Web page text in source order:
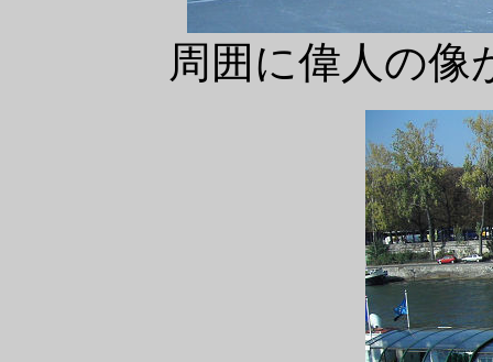
周囲に偉人の像